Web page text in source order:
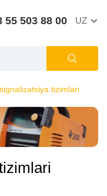
55 503 88 00 UZ
tizimlari